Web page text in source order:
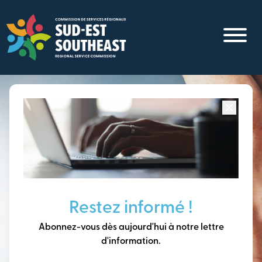
contenu
principal
Restez informé !
Abonnez-vous dès aujourd'hui à notre lettre
d'information.
Concentré sur toutes les communautés du
Nouveau-Brunswick
construire notre avenir